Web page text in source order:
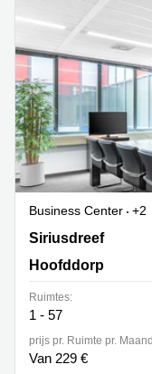
Business Center
+2
Siriusdreef 17-
Siriusdreef
Hoofddorp
Ruimtes:
1 - 57
prijs pr. Ruimte pr.
Van 229 €